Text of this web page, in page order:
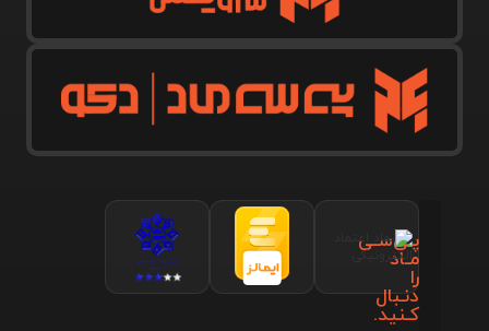
پـی‌سـی
مـاد
را
دنـبال
کـنید.